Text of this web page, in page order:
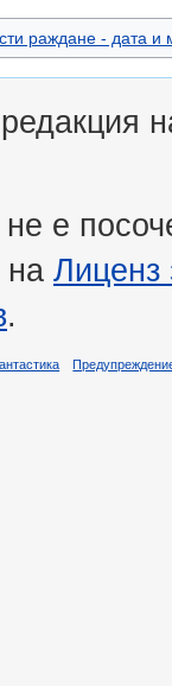
раждане - дата и
е
на Лиценз
.